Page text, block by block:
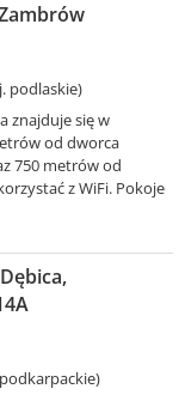
podlaskie)
znajduje się w
od dworca
750 metrów od
z WiFi. Pokoje